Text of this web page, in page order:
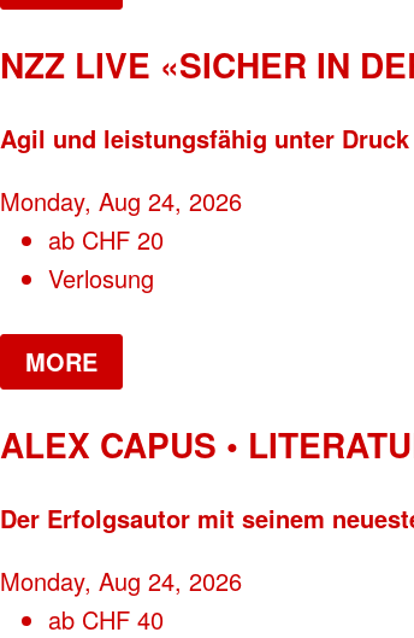
NZZ LIVE «SICHER IN
Agil und leistungsfähig unter
Monday, Aug 24, 2026
ab CHF 20
Verlosung
MORE
ALEX CAPUS •
Der Erfolgsautor mit seinem
Monday, Aug 24, 2026
ab CHF 40